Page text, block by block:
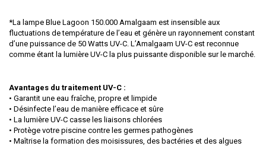
*La lampe Blue Lagoon 150.000 Amalgaam est insensible aux
fluctuations de température de l’eau et génère un rayonnement constant
d’une puissance de 50 Watts UV-C. L’Amalgaam UV-C est reconnue
comme étant la lumière UV-C la plus puissante disponible sur le marché.
Avantages du traitement UV-C :
• Garantit une eau fraîche, propre et limpide
• Désinfecte l’eau de manière efficace et sûre
• La lumière UV-C casse les liaisons chlorées
• Protège votre piscine contre les germes pathogènes
• Maîtrise la formation des moisissures, des bactéries et des algues